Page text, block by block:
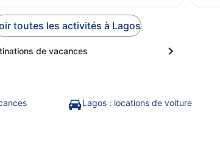
toutes les activités à Lagos
de vacances
Lagos : locations de voiture